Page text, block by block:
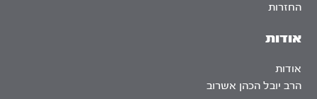
אודות
אודות
הרב יובל הכהן אשרוב
החזרות